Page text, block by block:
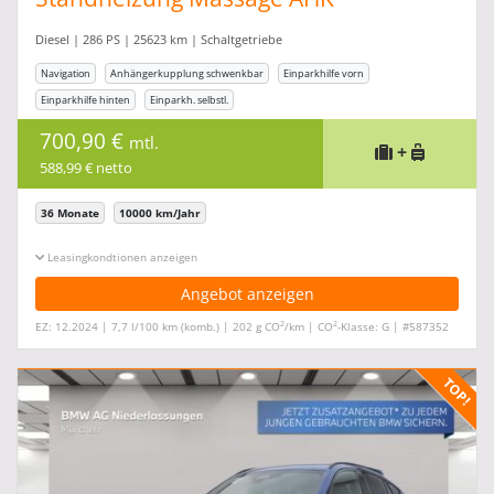
Diesel | 286 PS | 25623 km | Schaltgetriebe
Navigation Anhängerkupplung schwenkbar
Einparkhilfe vorn
Einparkhilfe hinten
Einparkh. selbstl.
700,90 € mtl.
588,99 € netto
+
36 Monate 10000 km/Jahr
Leasingkonditionen ein-/ausblenden
Angebot anzeigen
EZ: 12.2024 | 7,7 l/100 km (komb.) | 202 g CO2/km | CO2-Klasse: G | #587352